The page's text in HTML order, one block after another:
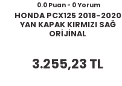
0.0 Puan - 0 Yorum
HONDA PCX125 2018-2020
YAN KAPAK KIRMIZI SAĞ
ORİJİNAL
3.255,23 TL